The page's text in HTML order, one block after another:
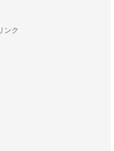
ンク